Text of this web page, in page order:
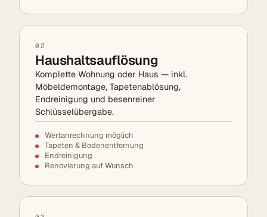
02
Haushaltsauflösung
Komplette Wohnung oder Haus — inkl.
Möbeldemontage, Tapetenablösung,
Endreinigung und besenreiner
Schlüsselübergabe.
Wertanrechnung möglich
Tapeten & Bodenentfernung
Endreinigung
Renovierung auf Wunsch